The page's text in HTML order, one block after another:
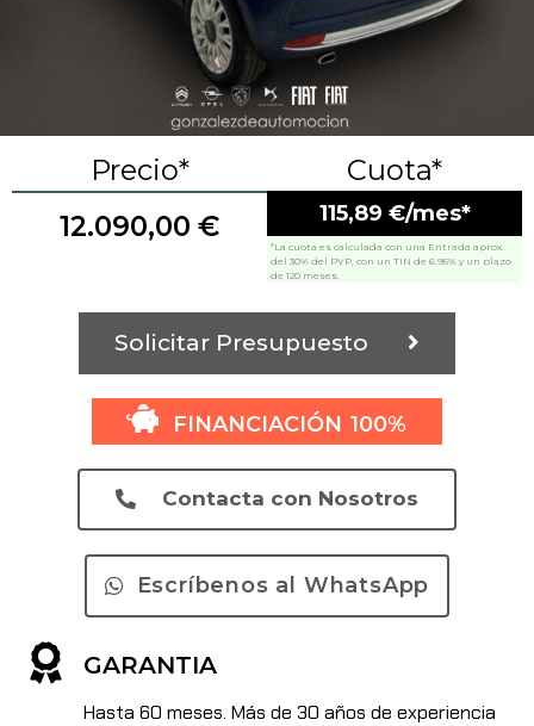
Precio*
12.090,00 €
Cuota*
115,89 €/mes*
*La cuota es calculada con una Entrada aprox.
del 30% del PVP, con un TIN de 6.95% y un plazo
de 120 meses.
Solicitar Presupuesto
FINANCIACIÓN 100%
Contacta con Nosotros
Escríbenos al WhatsApp
GARANTIA
Hasta 60 meses. Más de 30 años de experiencia